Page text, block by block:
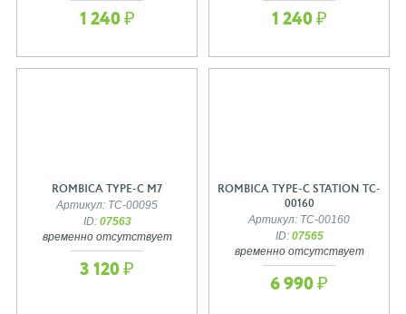
1 240 ₽ 1 240 ₽
ROMBICA TYPE-C M7
Артикул: TC-00095
ID: 07563
временно отсутствует
3 120 ₽
ROMBICA TYPE-C STATION TC-
00160
Артикул: TC-00160
ID: 07565
временно отсутствует
6 990 ₽